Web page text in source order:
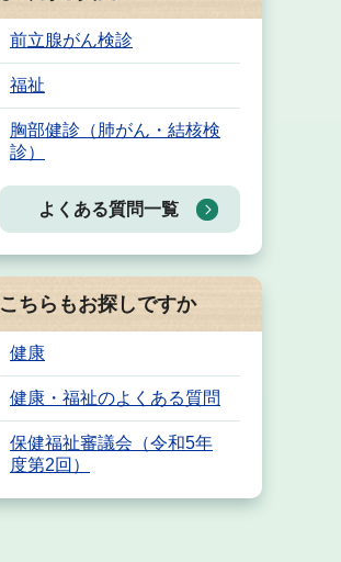
前立腺がん検診
福祉
胸部健診（肺がん・結核検
診）
よくある質問一覧
こちらもお探しですか
健康
健康・福祉のよくある質問
保健福祉審議会（令和5年
度第2回）